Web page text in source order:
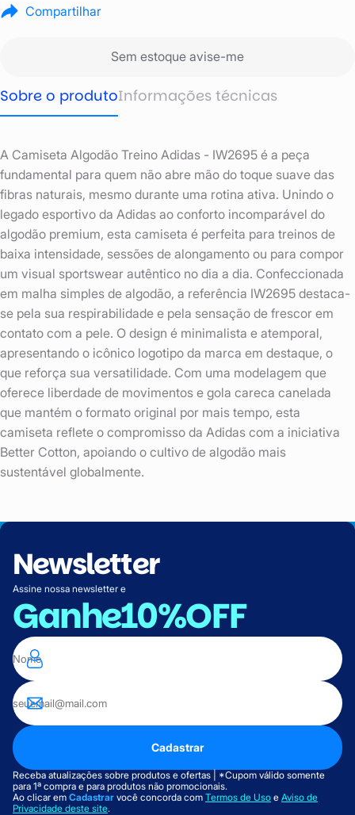
Compartilhar
Sem estoque avise-me
Sobre o produtoInformações técnicas
A Camiseta Algodão Treino Adidas - IW2695 é a peça
fundamental para quem não abre mão do toque suave das
fibras naturais, mesmo durante uma rotina ativa. Unindo o
legado esportivo da Adidas ao conforto incomparável do
algodão premium, esta camiseta é perfeita para treinos de
baixa intensidade, sessões de alongamento ou para compor
um visual sportswear autêntico no dia a dia. Confeccionada
em malha simples de algodão, a referência IW2695 destaca-
se pela sua respirabilidade e pela sensação de frescor em
contato com a pele. O design é minimalista e atemporal,
apresentando o icônico logotipo da marca em destaque, o
que reforça sua versatilidade. Com uma modelagem que
oferece liberdade de movimentos e gola careca canelada
que mantém o formato original por mais tempo, esta
camiseta reflete o compromisso da Adidas com a iniciativa
Better Cotton, apoiando o cultivo de algodão mais
sustentável globalmente.
Newsletter
Assine nossa newsletter e
Ganhe10%OFF
Cadastrar
Receba atualizações sobre produtos e ofertas | *Cupom válido somente
para 1ª compra e para produtos não promocionais.
Ao clicar em Cadastrar você concorda com Termos de Uso e Aviso de
Privacidade deste site.